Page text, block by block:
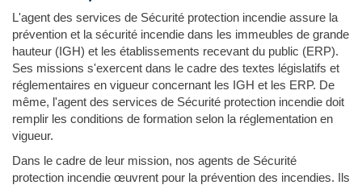
L'agent des services de Sécurité protection incendie assure la
prévention et la sécurité incendie dans les immeubles de grande
hauteur (IGH) et les établissements recevant du public (ERP).
Ses missions s'exercent dans le cadre des textes législatifs et
réglementaires en vigueur concernant les IGH et les ERP. De
même, l'agent des services de Sécurité protection incendie doit
remplir les conditions de formation selon la réglementation en
vigueur.
Dans le cadre de leur mission, nos agents de Sécurité
protection incendie œuvrent pour la prévention des incendies. Ils